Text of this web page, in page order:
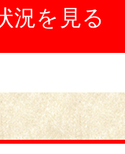
況を見る